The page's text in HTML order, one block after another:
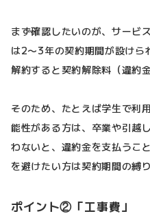
まず確認したいのが、サービ
は2〜3年の契約期間が設けら
解約すると契約解除料（違約
そのため、たとえば学生で利
能性がある方は、卒業や引越
わないと、違約金を支払うこ
を避けたい方は契約期間の縛
ポイント②「工事費」